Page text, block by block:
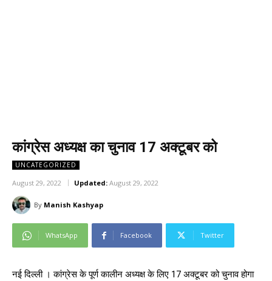
कांग्रेस अध्यक्ष का चुनाव 17 अक्टूबर को
UNCATEGORIZED
August 29, 2022 Updated: August 29, 2022
By Manish Kashyap
WhatsApp Facebook Twitter
नई दिल्ली । कांग्रेस के पूर्ण कालीन अध्यक्ष के लिए 17 अक्टूबर को चुनाव होगा